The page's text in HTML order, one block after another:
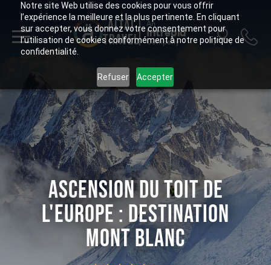
Notre site Web utilise des cookies pour vous offrir
l’expérience la meilleure et la plus pertinente. En cliquant
sur accepter, vous donnez votre consentement pour
l’utilisation de cookies conformément à notre politique de
confidentialité.
Refuser Accepter
ALTAÏ
TRAVEL
An
Intrepid
Company
ASCENSION DU TOIT DE
L'EUROPE : DESTINATION
MONT BLANC